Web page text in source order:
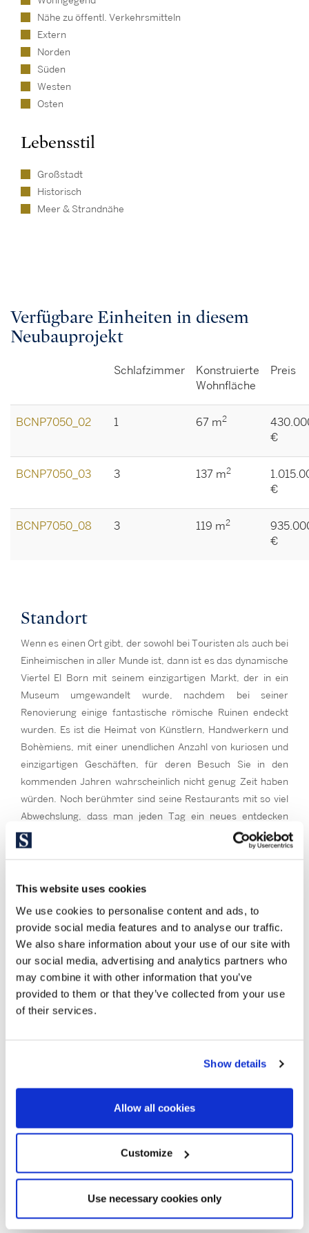
This website uses cookies
We use cookies to personalise content and ads, to
provide social media features and to analyse our traffic.
We also share information about your use of our site with
our social media, advertising and analytics partners who
may combine it with other information that you’ve
provided to them or that they’ve collected from your use
of their services.
Show details
Allow all cookies
Customize
Use necessary cookies only
Nähe zu öffentl. Verkehrsmitteln
Extern
Norden
Süden
Westen
Osten
Lebensstil
Großstadt
Historisch
Meer & Strandnähe
Verfügbare Einheiten in diesem
Neubauprojekt
Schlafzimmer
Konstruierte
Wohnfläche
Preis
BCNP7050_02 1 67 m2
€
BCNP7050_03 3 137 m2
€
BCNP7050_08 3 119 m2
€
Standort
Wenn es einen Ort gibt, der sowohl bei Touristen als auch bei
Einheimischen in aller Munde ist, dann ist es das dynamische
Viertel El Born mit seinem einzigartigen Markt, der in ein
Museum umgewandelt wurde, nachdem bei seiner
Renovierung einige fantastische römische Ruinen endeckt
wurden. Es ist die Heimat von Künstlern, Handwerkern und
Bohèmiens, mit einer unendlichen Anzahl von kuriosen und
einzigartigen Geschäften, für deren Besuch Sie in den
kommenden Jahren wahrscheinlich nicht genug Zeit haben
würden. Noch berühmter sind seine Restaurants mit so viel
Abwechslung, dass man jeden Tag ein neues entdecken
kann. Der Markt von Santa Caterina mit seiner Decke, die
von der Drachenhaut von Sant Jordi inspiriert ist, ist an sich
Santa María del Mar, der Palau de la Música und die grüne
Sehenswürdigkeiten dieses Viertels. Es ist ein Viertel zum
Die Gebäude setzen das unregelmäßige Muster des
gotischen Viertels fort, und die Straßen sind, obwohl sie